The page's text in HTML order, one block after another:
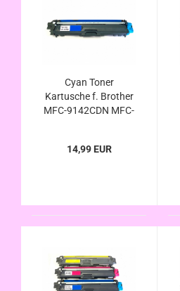
Cyan Toner
Kartusche f. Brother
MFC-9142CDN MFC-
kompatibel zu TN-
14,99 EUR